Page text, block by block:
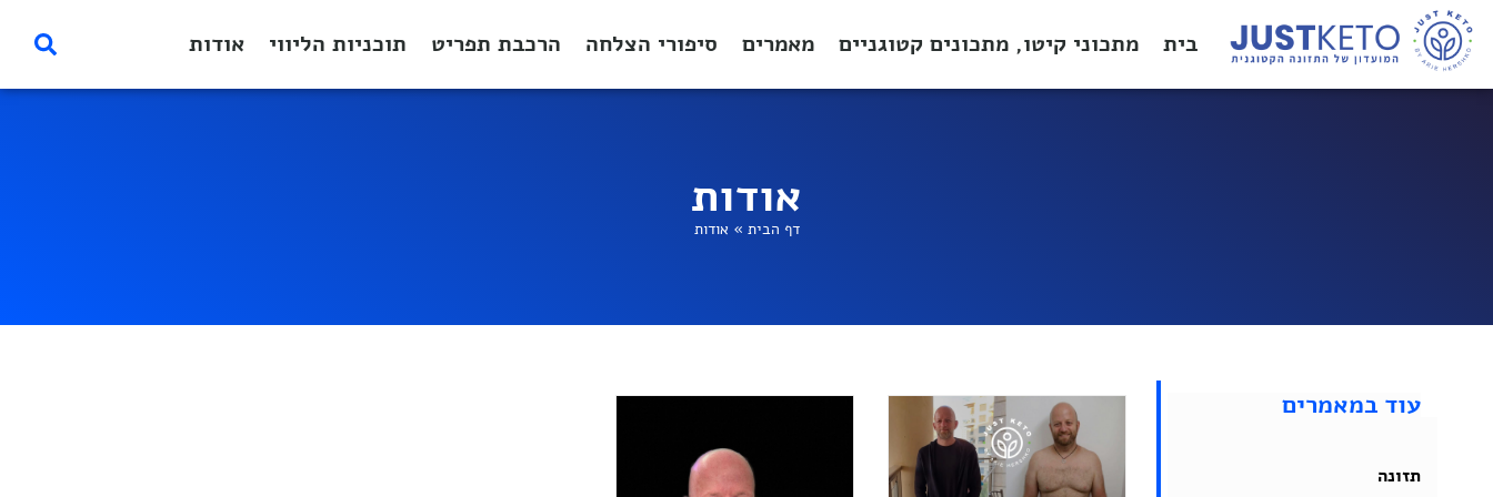
בית מתכוני קיטו, מתכונים קטוגניים מאמרים סיפורי הצלחה הרכבת תפריט תוכניות הליווי אודות
אודות
דף הבית » אודות
עוד במאמרים
תזונה